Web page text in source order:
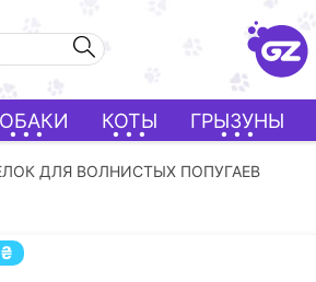
КОТЫ ГРЫЗУНЫ
ДЛЯ ВОЛНИСТЫХ ПОПУГАЕВ
₴